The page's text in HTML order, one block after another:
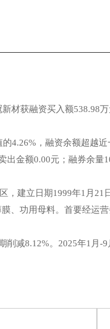
获融资买入额538.98万
，融资余额超越近
额0.00元；融券余量
建立日期1999年1月21
、功用母料。首要经运
减8.12%。2025年1月-